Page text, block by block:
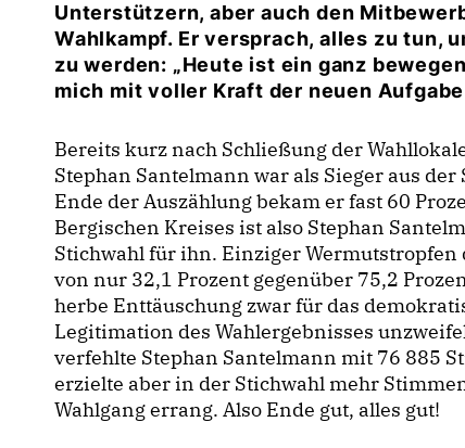
Unterstützern, aber auch den
Wahlkampf. Er versprach, alles zu tun,
zu werden: „Heute ist ein ganz
mich mit voller Kraft der neuen
Bereits kurz nach Schließung der
Stephan Santelmann war als Sieger aus
Ende der Auszählung bekam er fast 60
Bergischen Kreises ist also Stephan
Stichwahl für ihn. Einziger
von nur 32,1 Prozent gegenüber 75,2
herbe Enttäuschung zwar für das
Legitimation des Wahlergebnisses
verfehlte Stephan Santelmann mit 76 885
erzielte aber in der Stichwahl mehr
Wahlgang errang. Also Ende gut, alles gut!